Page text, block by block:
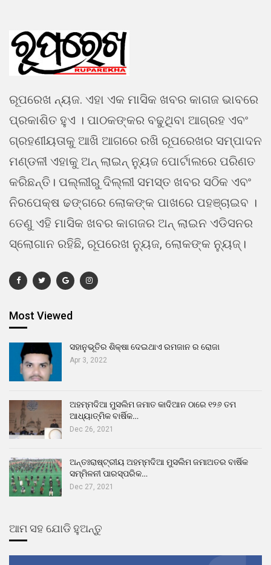
ରୂପରେଖ ନ୍ୟଜ. ଏହା ଏକ ମାସିକ ଖବର କାଗଜ ଭାବରେ
ପ୍ରକାଶିତ ହୁଏ । ପାଠକଙ୍କର ବଢୁଥିବା ଆଗ୍ରହ ଏବଂ
ଗ୍ରହଣୀୟତାକୁ ଆଖି ଆଗରେ ରଖି ରୂପରେଖର ସମ୍ପାଦନ
ମଣ୍ଡଳୀ ଏହାକୁ ଅନ୍ ଲାଇନ୍ ନ୍ୟୁଜ ପୋର୍ଟାଲରେ ପରିଣତ
କରିଛନ୍ତି। ପଲ୍ଲୀରୁ ଦିଲ୍ଲୀ ସମସ୍ତ ଖବର ସଠିକ ଏବଂ
ନିରପେକ୍ଷ ଢଙ୍ଗରେ ଲୋକଙ୍କ ପାଖରେ ପହଞ୍ଚାଇବ ।
ତେଣୁ ଏହି ମାସିକ ଖବର କାଗଜର ଅନ୍ ଲାଇନ ଏଡିସନର
ସ୍ଲୋଗାନ ରହିଛି, ରୂପରେଖ ନ୍ୟୁଜ, ଲୋକଙ୍କ ନ୍ୟୁଜ୍।
Most Viewed
ସହାନୁଭୂତିର ଶିକ୍ଷା ଦେଇଥାଏ ରମଜାନ ର ରୋଜା
Apr 3, 2022
ଅହମ୍ମଦିଆ ମୁସଲିମ ଜମାତ କାଦିଆନ ଠାରେ ୧୨୬ ତମ
ଆଧ୍ୟାତ୍ମିକ ବାର୍ଷିକ…
Dec 26, 2021
ଅନ୍ତଃରାଷ୍ଟ୍ରୀୟ ଅହମ୍ମଦିଆ ମୁସଲିମ ଜମାଅତର ବାର୍ଷିକ
ସମ୍ମିଳନୀ ପାରସ୍ପରିକ…
Dec 27, 2021
ଆମ ସହ ଯୋଡି ହୁଅନ୍ତୁ